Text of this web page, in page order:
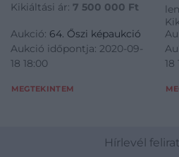
Kikiáltási ár: 7 500 000 Ft
Aukció: 64. Őszi képaukció
Aukció időpontja: 2020-09-
18 18:00
MEGTEKINTEM
18
Hírlevél